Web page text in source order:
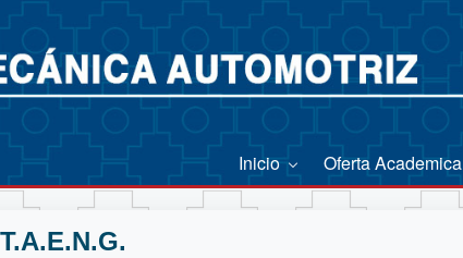
Inicio Oferta Academica